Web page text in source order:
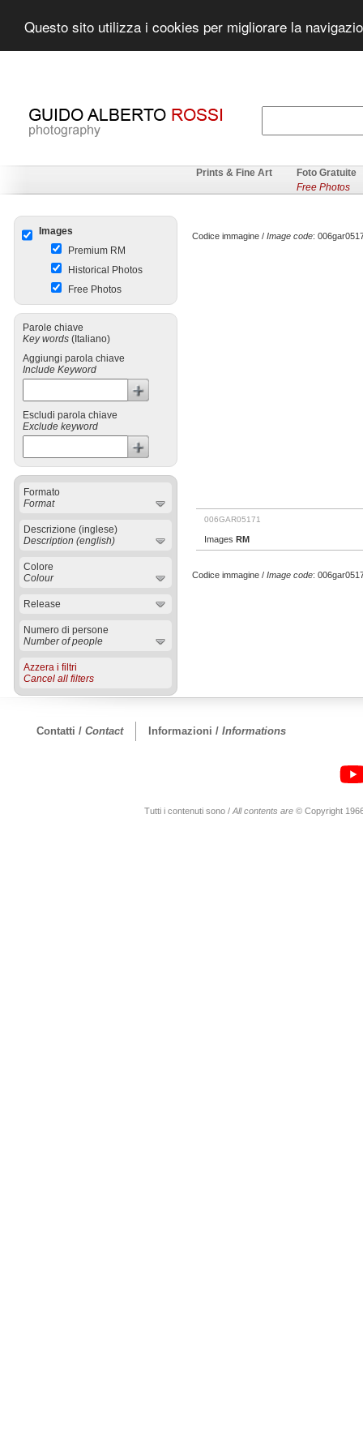
Questo sito utilizza i cookies per migliorare la
Foto Gratuite
Free Photos
Prints & Fine Art
Images
Premium RM
Historical Photos
Free Photos
Parole chiave
Key words (Italiano)
Aggiungi parola chiave
Include Keyword
Escludi parola chiave
Exclude keyword
Formato
Format
Descrizione (inglese)
Description (english)
Colore
Colour
Release
Numero di persone
Number of people
Azzera i filtri
Cancel all filters
Codice immagine / Image code:
006GAR05171
Images RM
Codice immagine / Image code:
Contatti / Contact Informazioni / Informations
Tutti i contenuti sono / All contents are © Copyright